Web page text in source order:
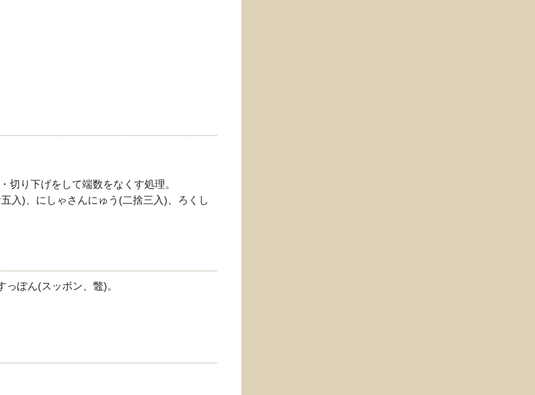
切り下げをして端数をなくす処理。
入)、にしゃさんにゅう(二捨三入)、ろくし
ぽん(スッポン、鼈)。